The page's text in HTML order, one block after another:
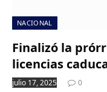
NACIONAL
Finalizó la
licencias
julio 17, 2025 0